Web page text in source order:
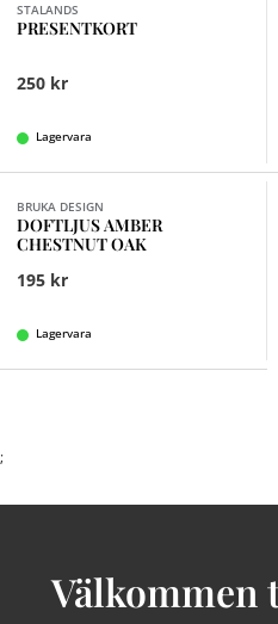
STALANDS
PRESENTKORT
250 kr
Lagervara
BRUKA DESIGN
DOFTLJUS AMBER
CHESTNUT OAK
195 kr
Lagervara
;
Välkommen